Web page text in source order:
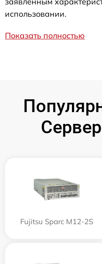
использовании.
Показать полностью
Fujitsu Sparc M12-2S